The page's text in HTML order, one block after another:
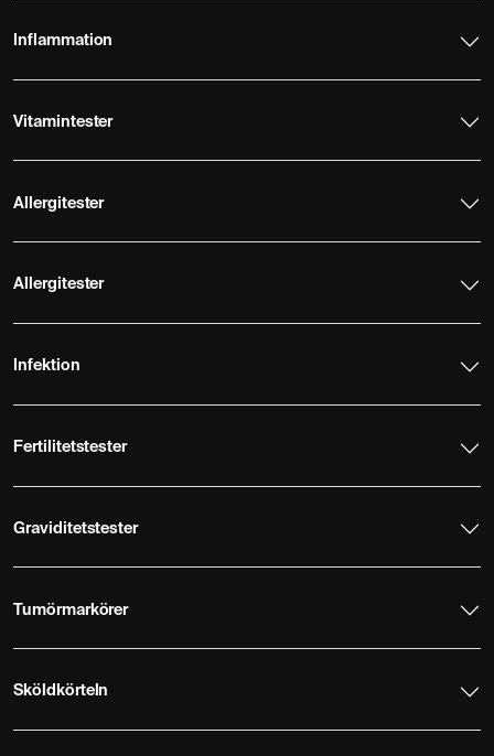
Inflammation
Vitamintester
Allergitester
Allergitester
Infektion
Fertilitetstester
Graviditetstester
Tumörmarkörer
Sköldkörteln